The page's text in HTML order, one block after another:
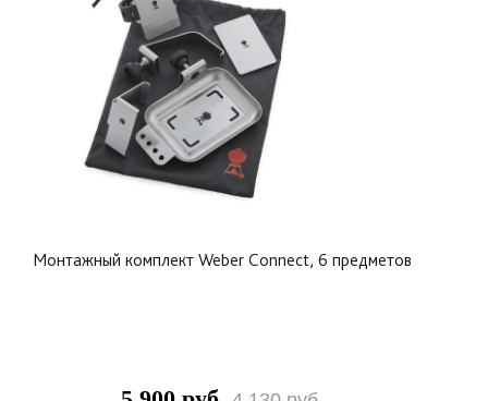
Монтажный комплект Weber Connect, 6 предметов